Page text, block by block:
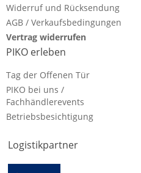
Widerruf und Rücksendung
AGB / Verkaufsbedingungen
Vertrag widerrufen
PIKO erleben
Tag der Offenen Tür
PIKO bei uns /
Fachhändlerevents
Betriebsbesichtigung
Logistikpartner